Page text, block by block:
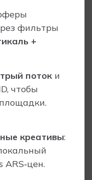
фильтры
+
поток и
чтобы
креативы:
ARS‑цен.